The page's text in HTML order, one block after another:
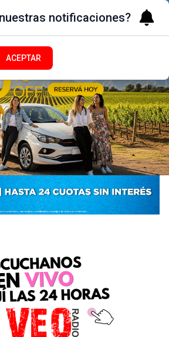
notificaciones?
ACEPTAR